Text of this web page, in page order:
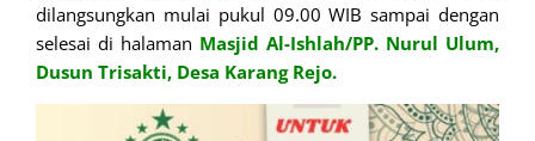
dilangsungkan mulai pukul 09.00 WIB sampai dengan
selesai di halaman Masjid Al-Ishlah/PP. Nurul Ulum,
Dusun Trisakti, Desa Karang Rejo.